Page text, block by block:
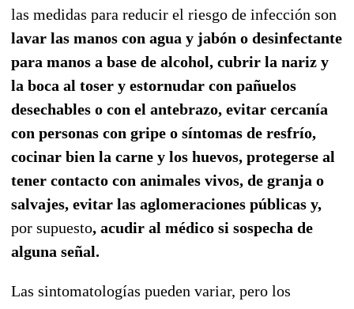
las medidas para reducir el riesgo de infección son
lavar las manos con agua y jabón o desinfectante
para manos a base de alcohol, cubrir la nariz y
la boca al toser y estornudar con pañuelos
desechables o con el antebrazo, evitar cercanía
con personas con gripe o síntomas de resfrío,
cocinar bien la carne y los huevos, protegerse al
tener contacto con animales vivos, de granja o
salvajes, evitar las aglomeraciones públicas y,
por supuesto, acudir al médico si sospecha de
alguna señal.
Las sintomatologías pueden variar, pero los